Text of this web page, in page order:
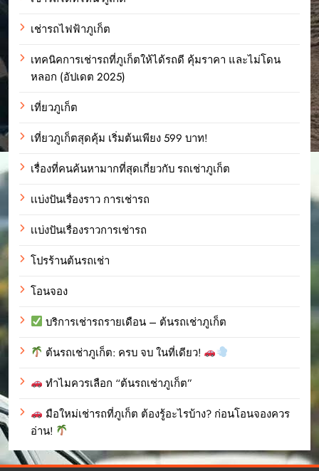
เช่ารถไฟฟ้าภูเก็ต
เทคนิคการเช่ารถที่ภูเก็ตให้ได้รถดี คุ้มราคา และไม่โดน
หลอก (อัปเดต 2025)
เที่ยวภูเก็ต
เที่ยวภูเก็ตสุดคุ้ม เริ่มต้นเพียง 599 บาท!
เรื่องที่คนค้นหามากที่สุดเกี่ยวกับ รถเช่าภูเก็ต
เเบ่งปันเรื่องราว การเช่ารถ
เเบ่งปันเรื่องราวการเช่ารถ
โปรร้านต้นรถเช่า
โอนจอง
บริการเช่ารถรายเดือน – ต้นรถเช่าภูเก็ต
ต้นรถเช่าภูเก็ต: ครบ จบ ในที่เดียว!
ทำไมควรเลือก “ต้นรถเช่าภูเก็ต”
มือใหม่เช่ารถที่ภูเก็ต ต้องรู้อะไรบ้าง? ก่อนโอนจองควร
อ่าน!